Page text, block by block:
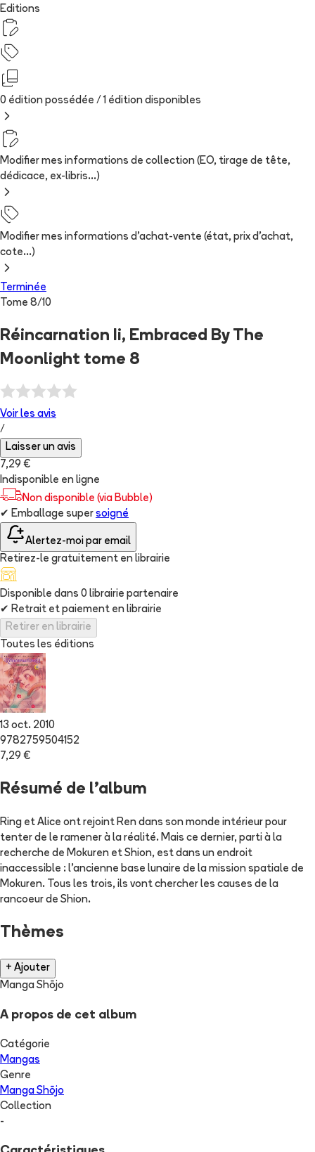
Editions
0 édition possédée / 1 édition disponibles
Modifier mes informations de collection (EO, tirage de tête,
dédicace, ex-libris...)
Modifier mes informations d'achat-vente (état, prix d'achat,
cote...)
Terminée
Tome 8/10
Réincarnation Ii, Embraced By The
Moonlight tome 8
Voir les avis
/
Laisser un avis
7,29 €
Indisponible en ligne
Non disponible (via Bubble)
✔ Emballage super soigné
Alertez-moi par email
Retirez-le gratuitement en librairie
Disponible dans 0 librairie partenaire
✔ Retrait et paiement en librairie
Retirer en librairie
Toutes les éditions
13 oct. 2010
9782759504152
7,29 €
Résumé de l'album
Ring et Alice ont rejoint Ren dans son monde intérieur pour
tenter de le ramener à la réalité. Mais ce dernier, parti à la
recherche de Mokuren et Shion, est dans un endroit
inaccessible : l'ancienne base lunaire de la mission spatiale de
Mokuren. Tous les trois, ils vont chercher les causes de la
rancoeur de Shion.
Thèmes
+ Ajouter
Manga Shōjo
A propos de cet album
Catégorie
Mangas
Genre
Manga Shōjo
Collection
-